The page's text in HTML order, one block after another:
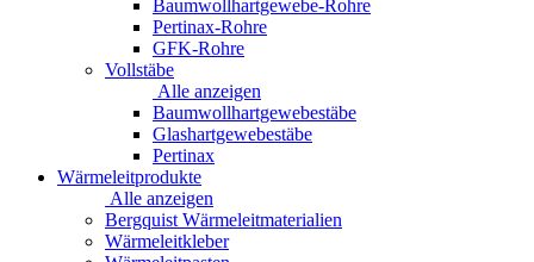
Baumwollhartgewebe-Rohre
Pertinax-Rohre
GFK-Rohre
Vollstäbe
Alle anzeigen
Baumwollhartgewebestäbe
Glashartgewebestäbe
Pertinax
Wärmeleitprodukte
Alle anzeigen
Bergquist Wärmeleitmaterialien
Wärmeleitkleber